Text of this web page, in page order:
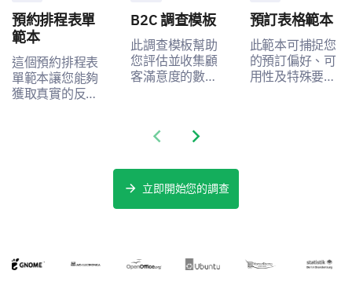
預約排程表單
範本
這個預約排程表
單範本讓您能夠
獲取真實的反
B2C 調查模板
此調查模板幫助
您評估並收集顧
客滿意度的數
預訂表格範本
此範本可捕捉您
的預訂偏好、可
用性及特殊要
Previous slide
Next slide
立即開始您的調查